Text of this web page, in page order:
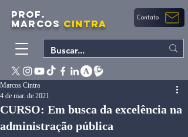
PROF.
MARCOS CINTRA Contato
CURSO: Em busca da excelência na
administração pública
Marcos Cintra
4 de mar. de 2021